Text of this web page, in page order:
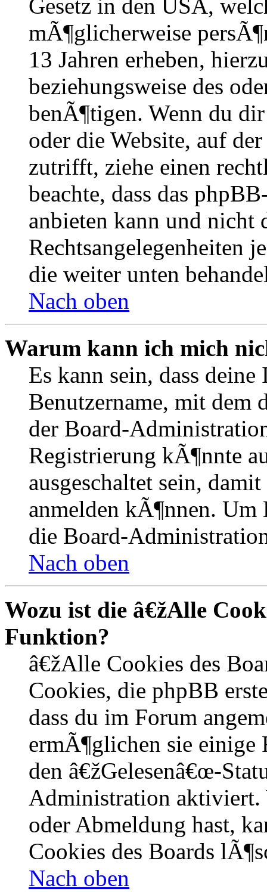
Gesetz in den USA,
mÃ¶glicherweise
13 Jahren erheben,
beziehungsweise des
benÃ¶tigen. Wenn du
oder die Website, auf
zutrifft, ziehe einen
beachte, dass das
anbieten kann und
Rechtsangelegenheiten
die weiter unten
Nach oben
Warum kann ich mich
Es kann sein, dass
Benutzername, mit dem
der Board-
Registrierung kÃ¶nnte
ausgeschaltet sein,
anmelden kÃ¶nnen.
die Board-
Nach oben
Wozu ist die â€žAlle
Funktion?
â€žAlle Cookies des
Cookies, die phpBB
dass du im Forum
ermÃ¶glichen sie einige
den â€žGelesenâ€œ-
Administration aktiviert.
oder Abmeldung hast,
Cookies des Boards
Nach oben